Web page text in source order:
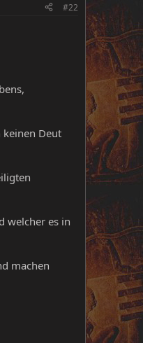
#22
keinen Deut
welcher es in
machen